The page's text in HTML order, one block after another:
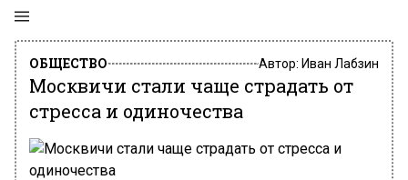
ОБЩЕСТВО Автор: Иван Лабзин
Москвичи стали чаще страдать от
стресса и одиночества